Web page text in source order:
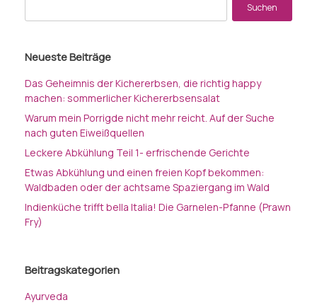
Suchen
Neueste Beiträge
Das Geheimnis der Kichererbsen, die richtig happy
machen: sommerlicher Kichererbsensalat
Warum mein Porrigde nicht mehr reicht. Auf der Suche
nach guten Eiweißquellen
Leckere Abkühlung Teil 1- erfrischende Gerichte
Etwas Abkühlung und einen freien Kopf bekommen:
Waldbaden oder der achtsame Spaziergang im Wald
Indienküche trifft bella Italia! Die Garnelen-Pfanne (Prawn
Fry)
Beitragskategorien
Ayurveda